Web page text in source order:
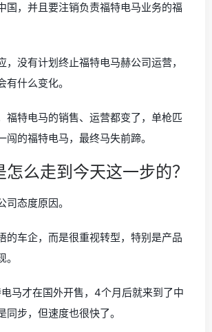
国，并且要注销负责福特电马业务的福
，没有计划终止福特电马赫公司运营，
什么变化。
福特电马的销售、运营都变了，单枪匹
闯的福特电马，最终马失前蹄。
么走到今天这一步的？
态度原因。
的车企，而是很重视转型，特别是产品
马才在国外开售，4个月后就来到了中
同步，但速度也很快了。